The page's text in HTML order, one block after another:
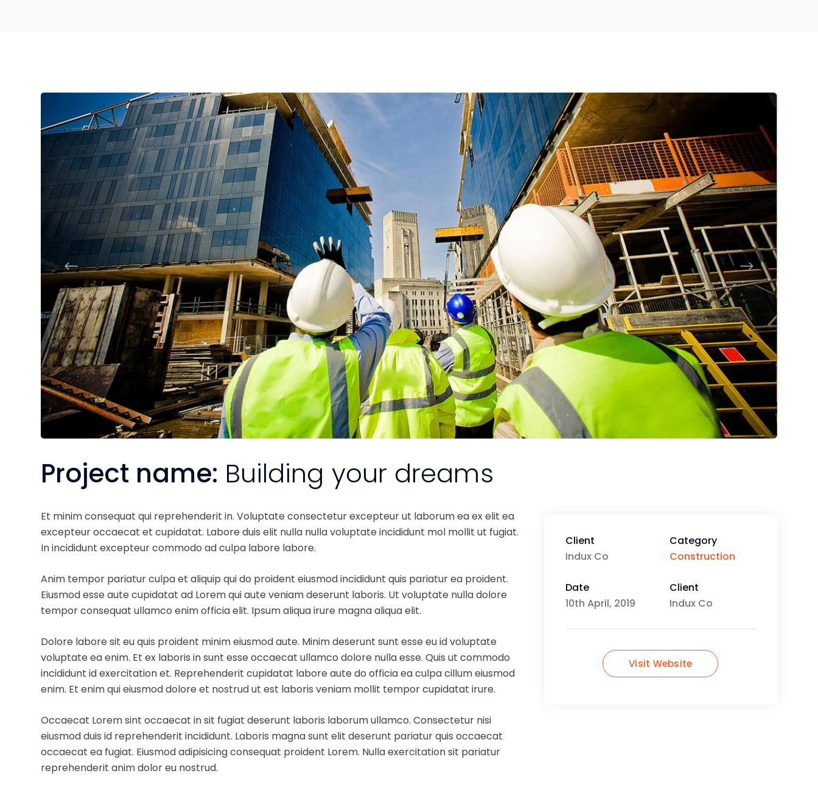
Project name: Building your dreams
Et minim consequat qui reprehenderit in. Voluptate consectetur excepteur ut laborum ea ex elit ea
excepteur occaecat et cupidatat. Labore duis elit nulla nulla voluptate incididunt mol mollit ut fugiat.
In incididunt excepteur commodo ad culpa labore labore.
Anim tempor pariatur culpa et aliquip qui do proident eiusmod incididunt quis pariatur ea proident.
Eiusmod esse aute cupidatat ad Lorem qui aute veniam deserunt laboris. Ut voluptate nulla dolore
tempor consequat ullamco enim officia elit. Ipsum aliqua irure magna aliqua elit.
Dolore labore sit eu quis proident minim eiusmod aute. Minim deserunt sunt esse eu id voluptate
voluptate ea enim. Et ex laboris in sunt esse occaecat ullamco dolore nulla esse. Quis ut commodo
incididunt id exercitation et. Reprehenderit cupidatat labore aute do officia ea culpa cillum eiusmod
enim. Et enim qui eiusmod dolore et nostrud ut est laboris veniam mollit tempor cupidatat irure.
Occaecat Lorem sint occaecat in sit fugiat deserunt laboris laborum ullamco. Consectetur nisi
eiusmod duis id reprehenderit incididunt. Laboris magna sunt elit deserunt pariatur quis occaecat
occaecat ea fugiat. Eiusmod adipisicing consequat proident Lorem. Nulla exercitation sit pariatur
reprehenderit anim dolor eu nostrud.
Client
Indux Co
Category
Construction
Date
10th April, 2019
Client
Indux Co
Visit Website